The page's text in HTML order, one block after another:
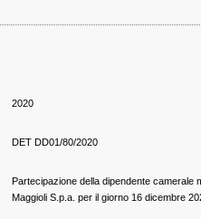
2020
DET DD01/80/2020
Partecipazione della dipendente camerale
Maggioli S.p.a. per il giorno 16 dicembre